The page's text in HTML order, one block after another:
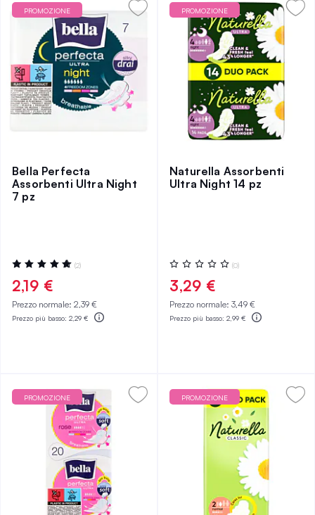
PROMOZIONE
Bella Perfecta
Assorbenti Ultra Night
7 pz
Valutazione:
100%
(2)
2,19 €
Prezzo normale: 2,39 €
Prezzo più basso: 2,29 €
PROMOZIONE
Naturella Assorbenti
Ultra Night 14 pz
Valutazione:
0%
(0)
3,29 €
Prezzo normale: 3,49 €
Prezzo più basso: 2,99 €
PROMOZIONE PROMOZIONE